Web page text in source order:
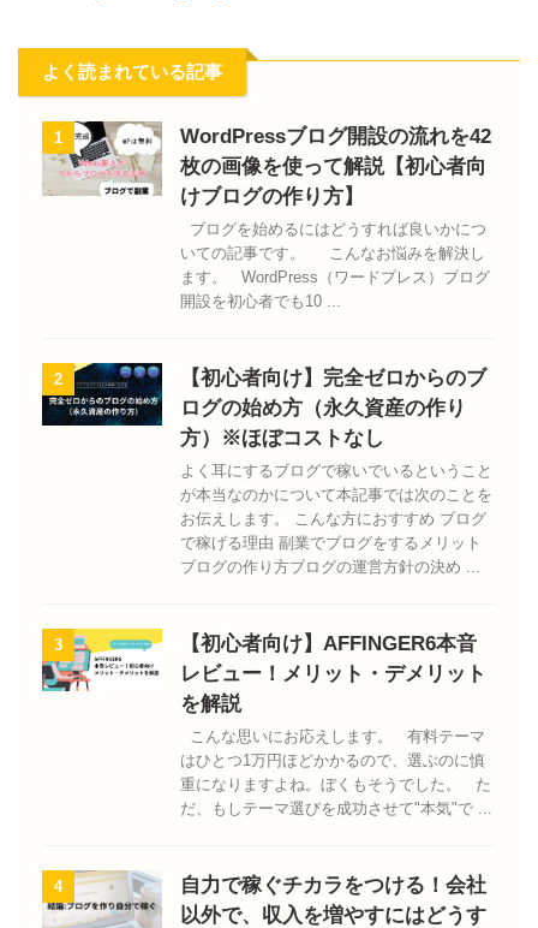
よく読まれている記事
1
WordPressブログ開設の流れを42
枚の画像を使って解説【初心者向
けブログの作り方】
ブログを始めるにはどうすれば良いかにつ
いての記事です。 こんなお悩みを解決し
ます。 WordPress（ワードプレス）ブログ
開設を初心者でも10 ...
2
【初心者向け】完全ゼロからのブ
ログの始め方（永久資産の作り
方）※ほぼコストなし
よく耳にするブログで稼いでいるということ
が本当なのかについて本記事では次のことを
お伝えします。 こんな方におすすめ ブログ
で稼げる理由 副業でブログをするメリット
ブログの作り方ブログの運営方針の決め ...
3
【初心者向け】AFFINGER6本音
レビュー！メリット・デメリット
を解説
こんな思いにお応えします。 有料テーマ
はひとつ1万円ほどかかるので、選ぶのに慎
重になりますよね。ぼくもそうでした。 た
だ、もしテーマ選びを成功させて"本気"で ...
4
自力で稼ぐチカラをつける！会社
以外で、収入を増やすにはどうす